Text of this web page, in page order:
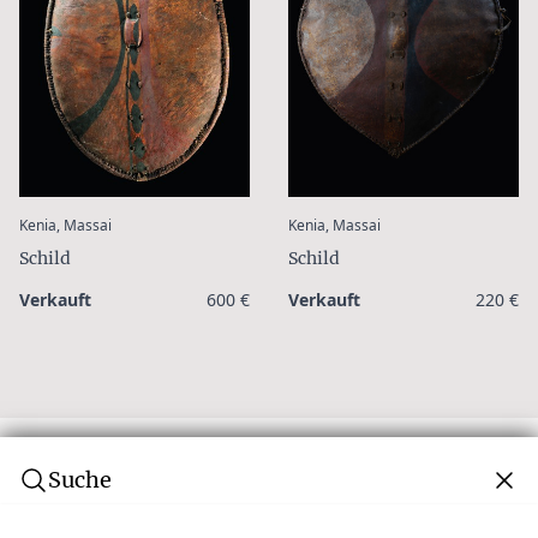
Kenia, Massai
Schild
Verkauft 600 €
Kenia, Massai
Schild
Verkauft 220 €
Suche